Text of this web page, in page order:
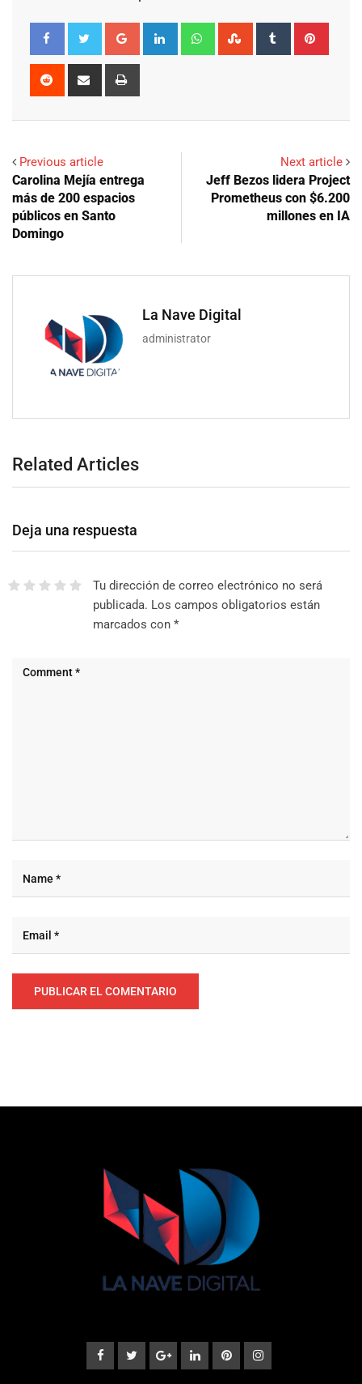
Google+ LinkedIn WhatsappStumbleUpon
Tumblr
Reddit
Share
Previous article
Carolina Mejía entrega
más de 200 espacios
públicos en Santo
Domingo
Next article
Jeff Bezos lidera Project
Prometheus con $6.200
millones en IA
La Nave Digital
administrator
Related Articles
Deja una respuesta
Tu dirección de correo electrónico no será
publicada. Los campos obligatorios están
marcados con *